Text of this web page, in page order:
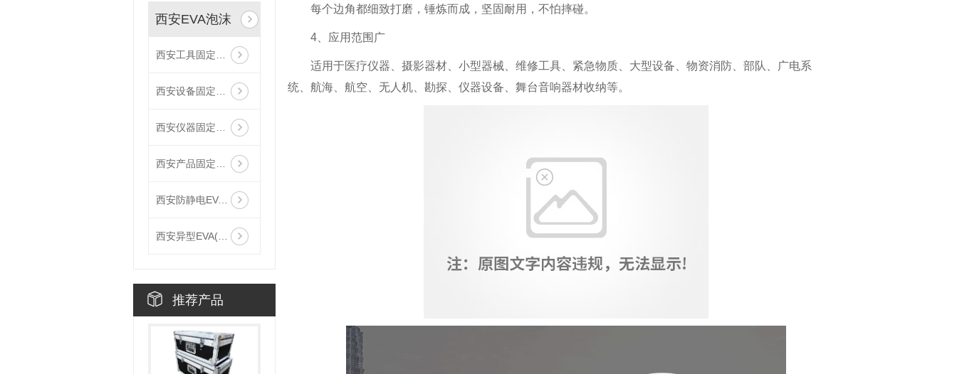
西安EVA泡沫
西安工具固定泡沫EVA
西安设备固定泡沫EVA
西安仪器固定泡沫EVA
西安产品固定泡沫EVA
西安防静电EVA(加工)
西安异型EVA(加工)
推荐产品
每个边角都细致打磨，锤炼而成，坚固耐用，不怕摔碰。
4、应用范围广
适用于医疗仪器、摄影器材、小型器械、维修工具、紧急物质、大型设备、物资消防、部队、广电系
统、航海、航空、无人机、勘探、仪器设备、舞台音响器材收纳等。